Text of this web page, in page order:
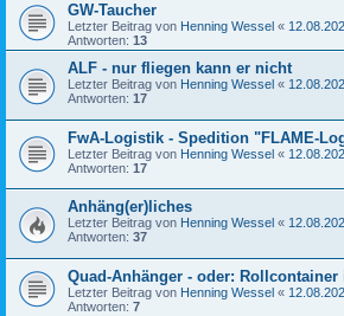
GW-Taucher
Letzter Beitrag von Henning Wessel «
Antworten: 13
ALF - nur fliegen kann er nicht
Letzter Beitrag von Henning Wessel «
Antworten: 17
FwA-Logistik - Spedition "FLAME-
Letzter Beitrag von Henning Wessel «
Antworten: 17
Anhäng(er)liches
Letzter Beitrag von Henning Wessel «
Antworten: 37
Quad-Anhänger - oder: Rollcontainer
Letzter Beitrag von Henning Wessel «
Antworten: 7